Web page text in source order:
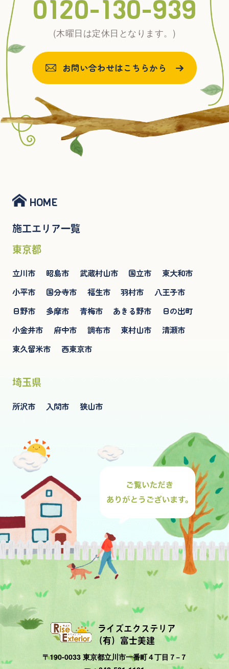
0120-130-939
(木曜日は定休日となります。)
お問い合わせはこちらから
HOME
施工エリア一覧
東京都
立川市 昭島市 武蔵村山市 国立市
東大和市
小平市
国分寺市 福生市 羽村市
八王子市
日野市
多摩市 青梅市 あきる野市
日の出町
小金井市
府中市 調布市 東村山市
清瀬市
東久留米市
西東京市
埼玉県
所沢市 入間市 狭山市
ライズエクステリア
（有）富士美建
〒190-0033 東京都立川市一番町４丁目７−７